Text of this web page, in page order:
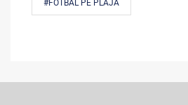
#FOTBAL PE PLAJĂ